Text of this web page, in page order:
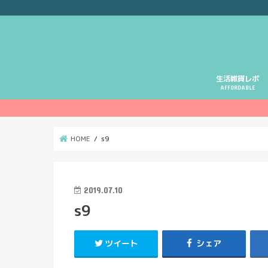
生活雑貨レポ
AFFORDABLE
HOME s9
2019.07.10
s9
ツイート シェア